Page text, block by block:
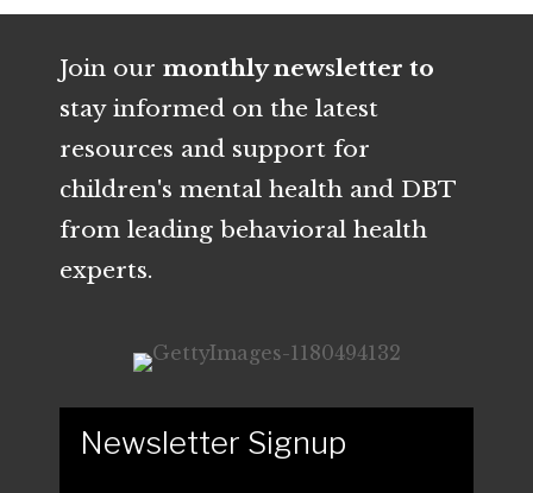
Join our monthly newsletter to
stay informed on the latest
resources and support for
children's mental health and DBT
from leading behavioral health
experts.
Newsletter Signup